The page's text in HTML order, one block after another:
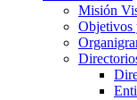
Misión
Objetivos